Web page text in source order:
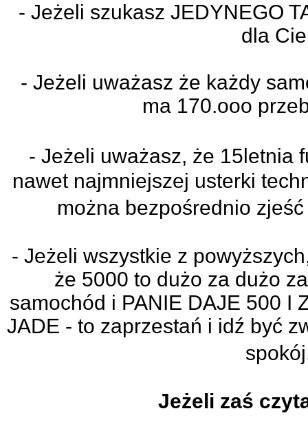
- Jeżeli szukasz JEDYNEGO
dla
- Jeżeli uważasz że każdy
ma 170.ooo
- Jeżeli uważasz, że 15letnia
nawet najmniejszej usterki
można bezpośrednio
- Jeżeli wszystkie z
że 5000 to dużo za dużo
samochód i PANIE DAJE 500 I
JADE - to zaprzestań i idź być
Jeżeli zaś